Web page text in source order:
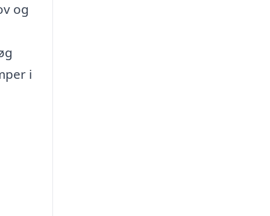
og
i